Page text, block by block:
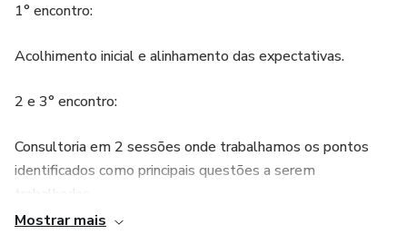
1° encontro:
Acolhimento inicial e alinhamento das expectativas.
2 e 3° encontro:
Consultoria em 2 sessões onde trabalhamos os pontos
identificados como principais questões a serem
trabalhadas.
Mostrar mais